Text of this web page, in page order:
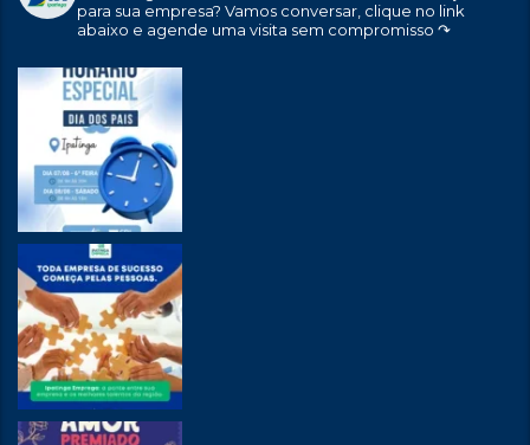
para sua empresa? Vamos conversar, clique no link
abaixo e agende uma visita sem compromisso ↷